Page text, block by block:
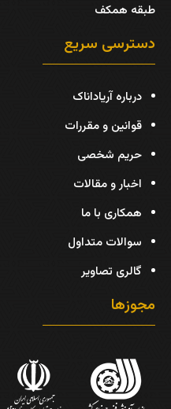
طبقه همکف
دسترسی سریع
درباره آریاداناک
قوانین و مقررات
حریم شخصی
اخبار و مقالات
همکاری با ما
سوالات متداول
گالری تصاویر
مجوزها